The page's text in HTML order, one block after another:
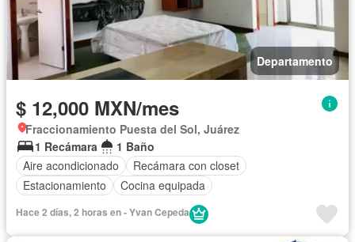
Departamento
$ 12,000 MXN/mes
Fraccionamiento Puesta del Sol, Juárez
1 Recámara
1 Baño
Aire acondicionado
Recámara con closet
Estacionamiento
Cocina equipada
Hace 2 días, 2 horas en - Yvan Cepeda